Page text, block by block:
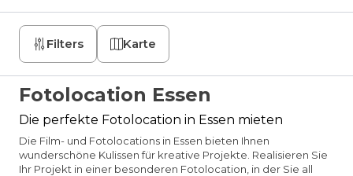
Filters Karte
Fotolocation Essen
Die perfekte Fotolocation in Essen mieten
Die Film- und Fotolocations in Essen bieten Ihnen
wunderschöne Kulissen für kreative Projekte. Realisieren Sie
Ihr Projekt in einer besonderen Fotolocation, in der Sie all